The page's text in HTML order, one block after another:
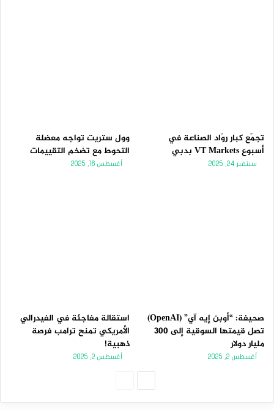
تجمّع كبار روّاد الصناعة في
أسبوع VT Markets بدبي
سبتمبر 24, 2025
وول ستريت تواجه معضلة
التحوط مع تضخم التقييمات
أغسطس 16, 2025
صحيفة: “أوبن إيه آي” (OpenAI)
تصل قيمتها السوقية إلى 300
مليار دولار
أغسطس 2, 2025
استقالة مفاجئة في الفيدرالي
الأمريكي تمنح ترامب فرصة
ذهبية!
أغسطس 2, 2025